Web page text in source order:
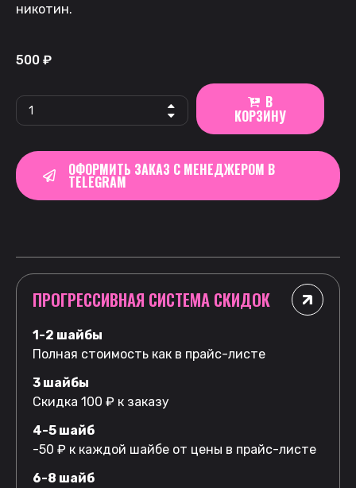
никотин.
500 ₽
В
КОРЗИНУ
ОФОРМИТЬ ЗАКАЗ С МЕНЕДЖЕРОМ В
TELEGRAM
ПРОГРЕССИВНАЯ СИСТЕМА СКИДОК
1-2 шайбы
Полная стоимость как в прайс-листе
3 шайбы
Скидка 100 ₽ к заказу
4-5 шайб
-50 ₽ к каждой шайбе от цены в прайс-листе
6-8 шайб